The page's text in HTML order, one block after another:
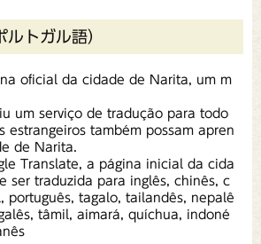
トガル語）
oficial da cidade de Narita, um m
um serviço de tradução para todo
estrangeiros também possam apren
de Narita.
Translate, a página inicial da cida
ser traduzida para inglês, chinês, c
português, tagalo, tailandês, nepalê
tâmil, aimará, quíchua, indoné